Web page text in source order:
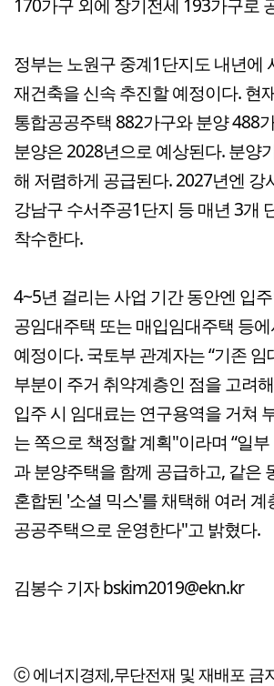
정부는 노원구 중계1단지도 내년에
재건축을 신속 추진할 예정이다. 현
통합공공주택 882가구와 분양 488
분양은 2028년으로 예상된다. 분양
해 저렴하게 공급된다. 2027년엔 강
강남구 수서주공1단지 등 매년 3개
착수한다.
4~5년 걸리는 사업 기간 동안엔 입
공임대주택 또는 매입임대주택 등
예정이다. 국토부 관계자는 “기존
부분이 주거 취약계층인 점을 고려
입주 시 임대료는 연구용역을 거쳐
는 쪽으로 책정할 계획"이라며 “일
과 분양주택을 함께 공급하고, 같은
혼합된 '소셜 믹스'를 채택해 여러
공공주택으로 운영한다"고 밝혔다.
김봉수 기자 bskim2019@ekn.kr
ⓒ 에너지경제,무단전재 및 재배포 금